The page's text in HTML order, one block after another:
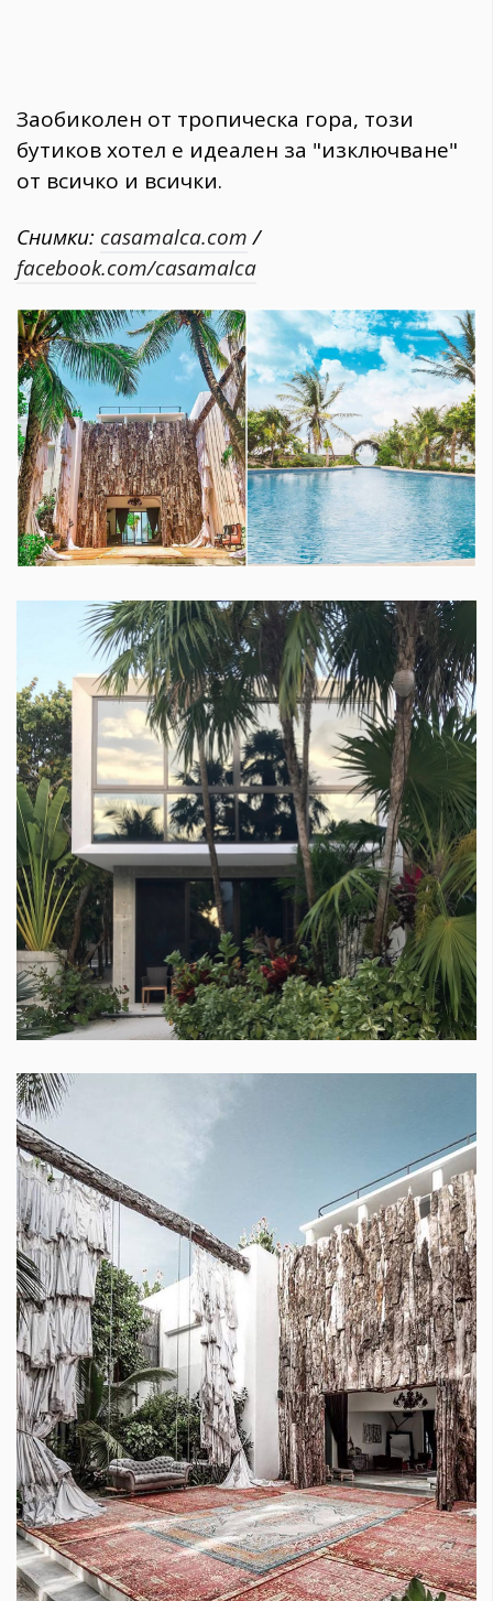
Заобиколен от тропическа гора, този
бутиков хотел е идеален за "изключване"
от всичко и всички.
Снимки: casamalca.com/
facebook.com/casamalca